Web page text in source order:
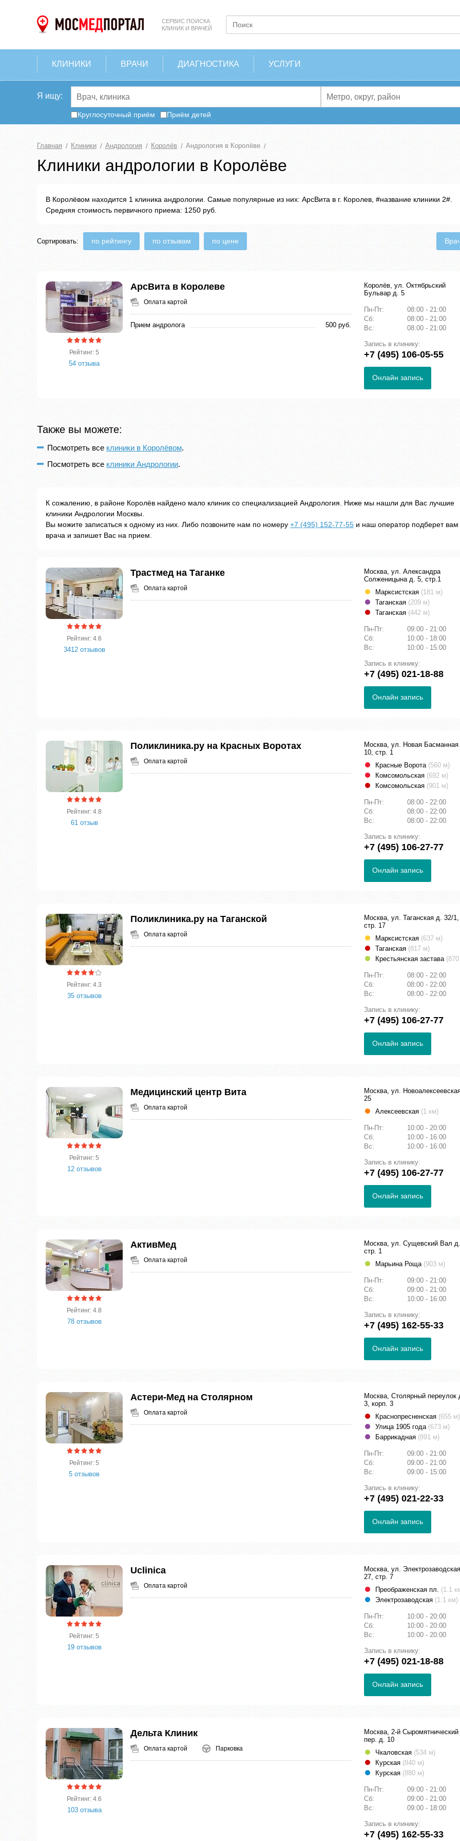
СЕРВИС ПОИСКА
КЛИНИК И ВРАЧЕЙ
КЛИНИКИ ВРАЧИ ДИАГНОСТИКА УСЛУГИ
Я ищу:
Круглосуточный приём Приём детей
Главная Клиники Андрология Королёв Андрология в Королёве
Клиники андрологии в Королёве
В Королёвом находится 1 клиника андрологии. Самые популярные из них: АрсВита в г. Королев, #название клиники 2#.
Средняя стоимость первичного приема: 1250 руб.
Сортировать: по рейтингу по отзывам по цене
Рейтинг: 5
54 отзыва
АрсВита в Королеве
Оплата картой
Прием андролога 500 руб.
Королёв, ул. Октябрьский
Бульвар д. 5
Пн-Пт:
08:00 - 21:00
Сб:
08:00 - 21:00
Вс:
08:00 - 21:00
Запись в клинику:
+7 (495) 106-05-55
Онлайн запись
Также вы можете:
Посмотреть все клиники в Королёвом.
Посмотреть все клиники Андрологии.
К сожалению, в районе Королёв найдено мало клиник со специализацией Андрология. Ниже мы нашли для Вас лучшие
клиники Андрологии Москвы.
Вы можите записаться к одному из них. Либо позвоните нам по номеру +7 (495) 152-77-55 и наш оператор подберет вам
врача и запишет Вас на прием.
Рейтинг: 4.6
3412 отзывов
Трастмед на Таганке
Оплата картой
Москва, ул. Александра
Солженицына д. 5, стр.1
Марксистская (181 м)
Таганская (209 м)
Таганская (442 м)
Пн-Пт:
09:00 - 21:00
Сб:
10:00 - 18:00
Вс:
10:00 - 15:00
Запись в клинику:
+7 (495) 021-18-88
Онлайн запись
Рейтинг: 4.8
61 отзыв
Поликлиника.ру на Красных Воротах
Оплата картой
Москва, ул. Новая
10, стр. 1
Красные Ворота (560 м)
Комсомольская (692 м)
Комсомольская (901 м)
Пн-Пт:
08:00 - 22:00
Сб:
08:00 - 22:00
Вс:
08:00 - 22:00
Запись в клинику:
+7 (495) 106-27-77
Онлайн запись
Рейтинг: 4.3
35 отзывов
Поликлиника.ру на Таганской
Оплата картой
Москва, ул. Таганская д. 32/1,
стр. 17
Марксистская (637 м)
Таганская (817 м)
Крестьянская застава
Пн-Пт:
08:00 - 22:00
Сб:
08:00 - 22:00
Вс:
08:00 - 22:00
Запись в клинику:
+7 (495) 106-27-77
Онлайн запись
Рейтинг: 5
12 отзывов
Медицинский центр Вита
Оплата картой
Москва, ул.
25
Алексеевская (1 км)
Пн-Пт:
10:00 - 20:00
Сб:
10:00 - 16:00
Вс:
10:00 - 16:00
Запись в клинику:
+7 (495) 106-27-77
Онлайн запись
Рейтинг: 4.8
78 отзывов
АктивМед
Оплата картой
Москва, ул. Сущевский Вал
стр. 1
Марьина Роща (903 м)
Пн-Пт:
09:00 - 21:00
Сб:
09:00 - 21:00
Вс:
10:00 - 16:00
Запись в клинику:
+7 (495) 162-55-33
Онлайн запись
Рейтинг: 5
5 отзывов
Астери-Мед на Столярном
Оплата картой
Москва, Столярный переулок
3, корп. 3
Краснопресненская (655 м)
Улица 1905 года (673 м)
Баррикадная (891 м)
Пн-Пт:
09:00 - 21:00
Сб:
09:00 - 21:00
Вс:
09:00 - 15:00
Запись в клинику:
+7 (495) 021-22-33
Онлайн запись
Рейтинг: 5
19 отзывов
Uclinica
Оплата картой
Москва, ул.
27, стр. 7
Преображенская пл. (1.1
Электрозаводская (1.1 км)
Пн-Пт:
10:00 - 20:00
Сб:
10:00 - 20:00
Вс:
10:00 - 20:00
Запись в клинику:
+7 (495) 021-18-88
Онлайн запись
Рейтинг: 4.6
103 отзыва
Дельта Клиник
Оплата картой Парковка
Москва, 2-й Сыромятнический
пер. д. 10
Чкаловская (534 м)
Курская (840 м)
Курская (880 м)
Пн-Пт:
09:00 - 21:00
Сб:
09:00 - 21:00
Вс:
09:00 - 18:00
Запись в клинику:
+7 (495) 162-55-33